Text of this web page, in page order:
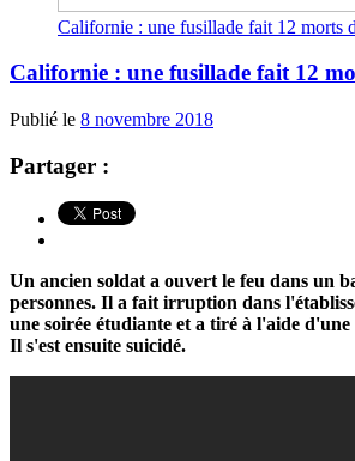
Californie : une fusillade fait 12 morts
Californie : une fusillade fait 12
Publié le 8 novembre 2018
Partager :
Un ancien soldat a ouvert le feu dans un
personnes. Il a fait irruption dans
une soirée étudiante et a tiré à l'aide
Il s'est ensuite suicidé.